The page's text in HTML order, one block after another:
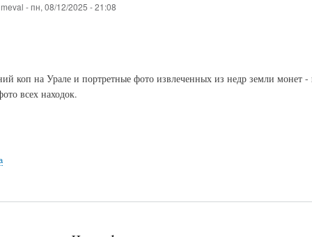
meval -пн, 08/12/2025 - 21:08
коп на Урале и портретные фото извлеченных из недр земли монет
всех находок.